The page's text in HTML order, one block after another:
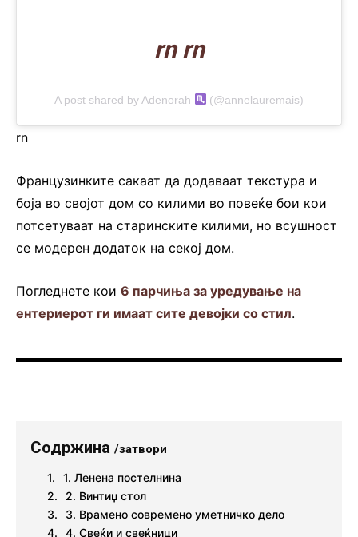
rn rn
A post shared by Adenorah (@annelauremais)
rn
Французинките сакаат да додаваат текстура и
боја во својот дом со килими во повеќе бои кои
потсетуваат на старинските килими, но всушност
се модерен додаток на секој дом.
Погледнете кои 6 парчиња за уредување на
ентериерот ги имаат сите девојки со стил.
Содржина /затвори
1. Ленена постелнина
2. Винтиџ стол
3. Врамено современо уметничко дело
4. Свеќи и свеќници